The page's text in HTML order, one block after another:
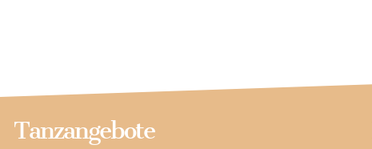
Tanzangebote